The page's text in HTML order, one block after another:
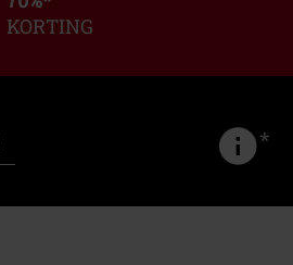
KORTING
*